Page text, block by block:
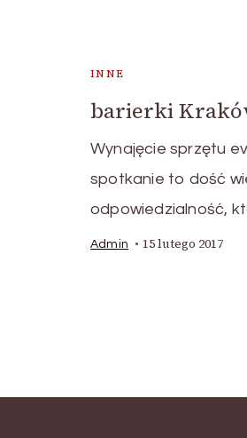
INNE
barierki
Wynajęcie sprzętu
spotkanie to dość
odpowiedzialność,
Admin 15 lutego 2017